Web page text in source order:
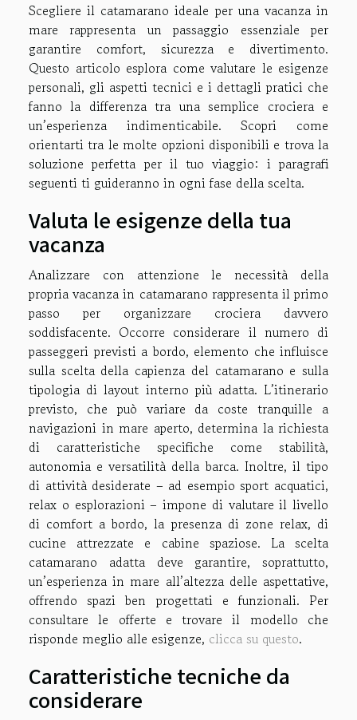
Scegliere il catamarano ideale per una vacanza in
mare rappresenta un passaggio essenziale per
garantire comfort, sicurezza e divertimento.
Questo articolo esplora come valutare le esigenze
personali, gli aspetti tecnici e i dettagli pratici che
fanno la differenza tra una semplice crociera e
un’esperienza indimenticabile. Scopri come
orientarti tra le molte opzioni disponibili e trova la
soluzione perfetta per il tuo viaggio: i paragrafi
seguenti ti guideranno in ogni fase della scelta.
Valuta le esigenze della tua
vacanza
Analizzare con attenzione le necessità della
propria vacanza in catamarano rappresenta il primo
passo per organizzare crociera davvero
soddisfacente. Occorre considerare il numero di
passeggeri previsti a bordo, elemento che influisce
sulla scelta della capienza del catamarano e sulla
tipologia di layout interno più adatta. L’itinerario
previsto, che può variare da coste tranquille a
navigazioni in mare aperto, determina la richiesta
di caratteristiche specifiche come stabilità,
autonomia e versatilità della barca. Inoltre, il tipo
di attività desiderate – ad esempio sport acquatici,
relax o esplorazioni – impone di valutare il livello
di comfort a bordo, la presenza di zone relax, di
cucine attrezzate e cabine spaziose. La scelta
catamarano adatta deve garantire, soprattutto,
un’esperienza in mare all’altezza delle aspettative,
offrendo spazi ben progettati e funzionali. Per
consultare le offerte e trovare il modello che
risponde meglio alle esigenze, clicca su questo.
Caratteristiche tecniche da
considerare